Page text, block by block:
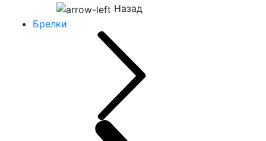
Назад
Брелки